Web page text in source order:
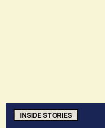
INSIDE STORIES